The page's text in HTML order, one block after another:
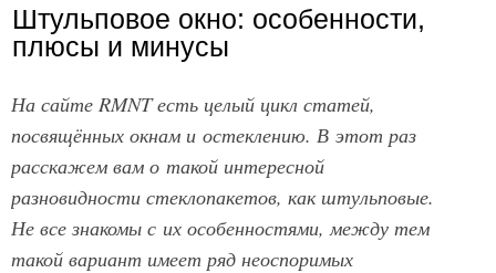
Штульповое окно: особенности,
плюсы и минусы
На сайте RMNT есть целый цикл статей,
посвящённых окнам и остеклению. В этот раз
расскажем вам о такой интересной
разновидности стеклопакетов, как штульповые.
Не все знакомы с их особенностями, между тем
такой вариант имеет ряд неоспоримых